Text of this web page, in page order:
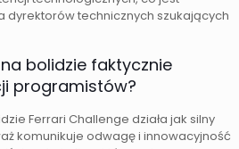
dyrektorów technicznych szukających
bolidzie faktycznie
programistów?
Ferrari Challenge działa jak silny
komunikuje odwagę i innowacyjność